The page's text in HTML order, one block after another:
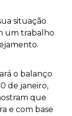
situação
um trabalho
o balanço
de janeiro,
que
e com base